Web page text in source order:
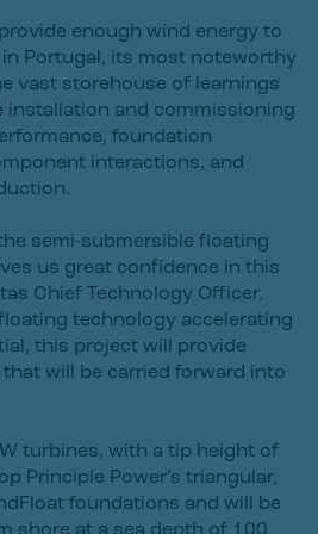
enough wind energy to
Portugal, its most noteworthy
vast storehouse of learnings
installation and commissioning
foundation
interactions, and
semi-submersible floating
us great confidence in this
Chief Technology Officer,
floating technology accelerating
this project will provide
will be carried forward into
turbines, with a tip height of
Principle Power’s triangular,
foundations and will be